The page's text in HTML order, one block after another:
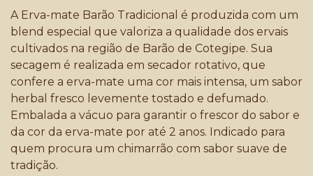
A Erva-mate Barão Tradicional é produzida com um
blend especial que valoriza a qualidade dos ervais
cultivados na região de Barão de Cotegipe. Sua
secagem é realizada em secador rotativo, que
confere a erva-mate uma cor mais intensa, um sabor
herbal fresco levemente tostado e defumado.
Embalada a vácuo para garantir o frescor do sabor e
da cor da erva-mate por até 2 anos. Indicado para
quem procura um chimarrão com sabor suave de
tradição.